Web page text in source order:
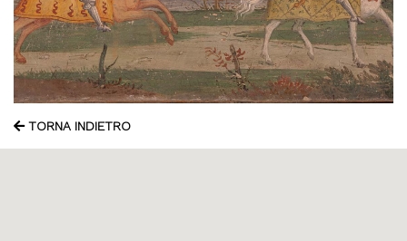
TORNA INDIETRO